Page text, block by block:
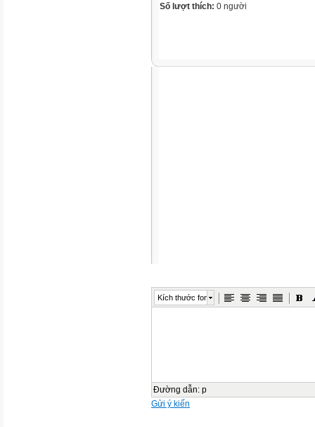
Số lượt thích: 0 người
Kích thước font
Đường dẫn: p
Gửi ý kiến